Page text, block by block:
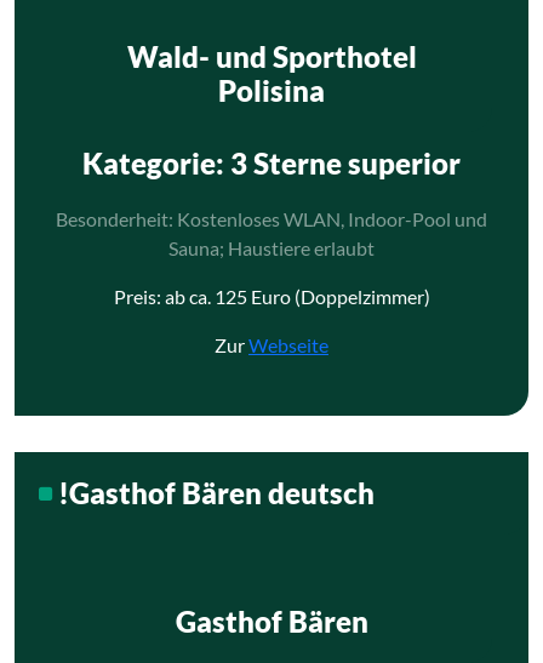
Wald- und Sporthotel
Polisina
Kategorie: 3 Sterne superior
Besonderheit: Kostenloses WLAN, Indoor-Pool und
Sauna; Haustiere erlaubt
Preis: ab ca. 125 Euro (Doppelzimmer)
ZurWebseite
!Gasthof Bären deutsch
Gasthof Bären